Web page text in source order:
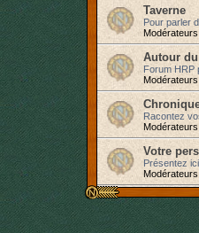
Taverne
Pour parler
Autour
Forum HRP
Modérateurs
Racontez
Modérateurs
Votre
Présentez
Modérateurs